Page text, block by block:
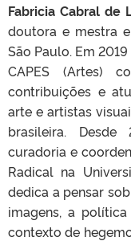
Fabricia Cabral de
doutora e mestra
São Paulo. Em
CAPES (Artes)
contribuições e
arte e artistas
brasileira.
curadoria e
Radical na
dedica a pensar
imagens, a
contexto de